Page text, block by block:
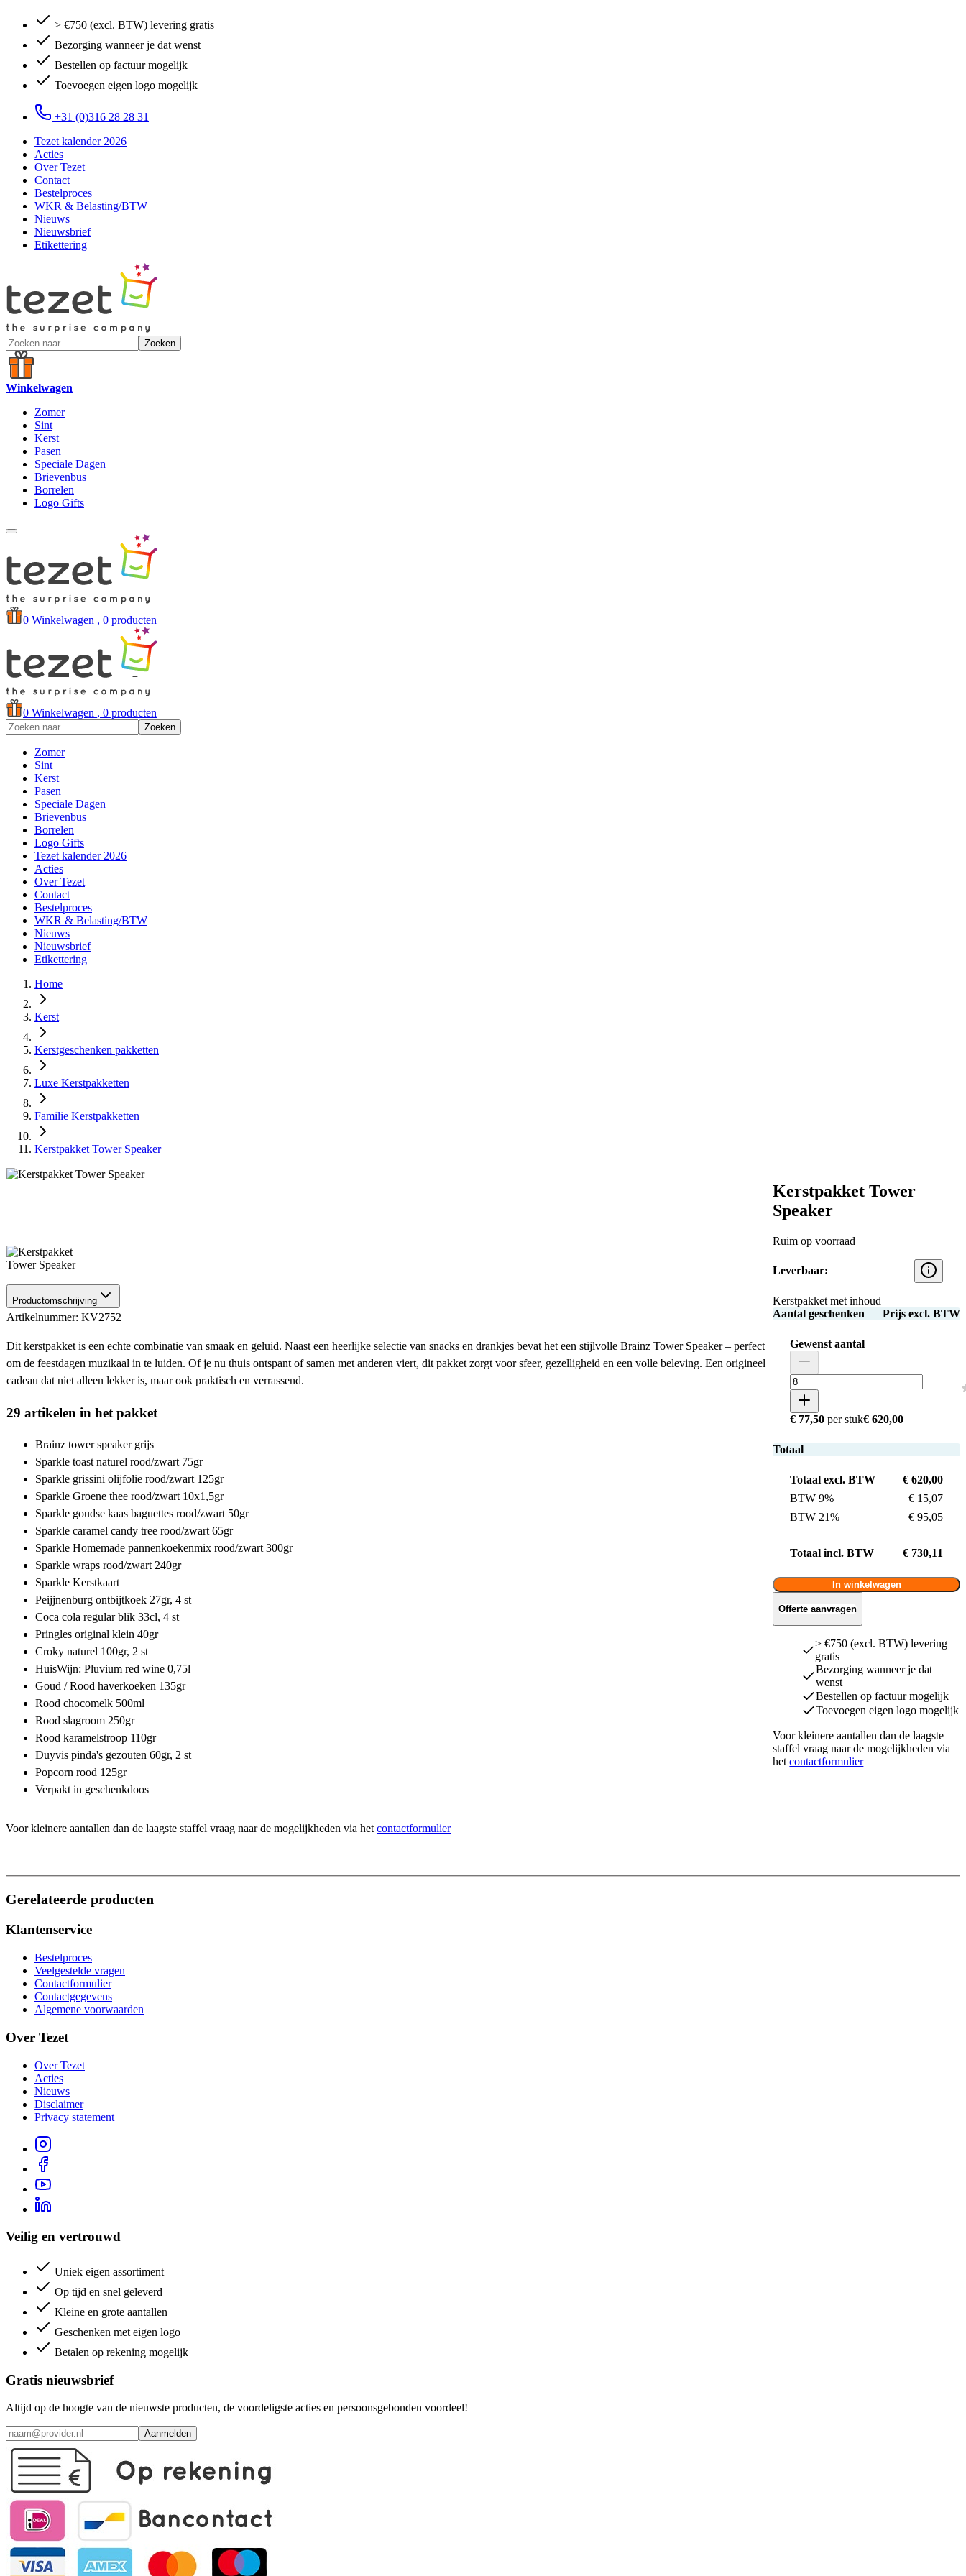
> €750 (excl. BTW) levering gratis
Bezorging wanneer je dat wenst
Bestellen op factuur mogelijk
Toevoegen eigen logo mogelijk
+31 (0)316 28 28 31
Tezet kalender 2026
Acties
Over Tezet
Contact
Bestelproces
WKR & Belasting/BTW
Nieuws
Nieuwsbrief
Etikettering
Zoeken
Winkelwagen
Zomer
Sint
Kerst
Pasen
Speciale Dagen
Brievenbus
Borrelen
Logo Gifts
0 Winkelwagen , 0 producten
0 Winkelwagen , 0 producten
Zoeken
Zomer
Sint
Kerst
Pasen
Speciale Dagen
Brievenbus
Borrelen
Logo Gifts
Tezet kalender 2026
Acties
Over Tezet
Contact
Bestelproces
WKR & Belasting/BTW
Nieuws
Nieuwsbrief
Etikettering
Home
Kerst
Kerstgeschenken pakketten
Luxe Kerstpakketten
Familie Kerstpakketten
Kerstpakket Tower Speaker
Kerstpakket Tower
Speaker
Ruim op voorraad
Leverbaar:
Kerstpakket met inhoud
Aantal geschenken
Prijs excl. BTW
Gewenst aantal
€ 77,50 per stuk€ 620,00
Totaal
Totaal excl. BTW
€ 620,00
BTW 9%
€ 15,07
BTW 21%
€ 95,05
Totaal incl. BTW € 730,11
In winkelwagen
Offerte aanvragen
> €750 (excl. BTW) levering
gratis
Bezorging wanneer je dat
wenst
Bestellen op factuur mogelijk
Toevoegen eigen logo mogelijk
Voor kleinere aantallen dan de laagste
staffel vraag naar de mogelijkheden via
hetcontactformulier
Productomschrijving
Artikelnummer: KV2752
Dit kerstpakket is een echte combinatie van smaak en geluid. Naast een heerlijke selectie van snacks en drankjes bevat het een stijlvolle Brainz Tower Speaker – perfect
om de feestdagen muzikaal in te luiden. Of je nu thuis ontspant of samen met anderen viert, dit pakket zorgt voor sfeer, gezelligheid en een volle beleving. Een origineel
cadeau dat niet alleen lekker is, maar ook praktisch en verrassend.
29 artikelen in het pakket
Brainz tower speaker grijs
Sparkle toast naturel rood/zwart 75gr
Sparkle grissini olijfolie rood/zwart 125gr
Sparkle Groene thee rood/zwart 10x1,5gr
Sparkle goudse kaas baguettes rood/zwart 50gr
Sparkle caramel candy tree rood/zwart 65gr
Sparkle Homemade pannenkoekenmix rood/zwart 300gr
Sparkle wraps rood/zwart 240gr
Sparkle Kerstkaart
Peijjnenburg ontbijtkoek 27gr, 4 st
Coca cola regular blik 33cl, 4 st
Pringles original klein 40gr
Croky naturel 100gr, 2 st
HuisWijn: Pluvium red wine 0,75l
Goud / Rood haverkoeken 135gr
Rood chocomelk 500ml
Rood slagroom 250gr
Rood karamelstroop 110gr
Duyvis pinda's gezouten 60gr, 2 st
Popcorn rood 125gr
Verpakt in geschenkdoos
Voor kleinere aantallen dan de laagste staffel vraag naar de mogelijkheden via hetcontactformulier
Gerelateerde producten
Klantenservice
Bestelproces
Veelgestelde vragen
Contactformulier
Contactgegevens
Algemene voorwaarden
Over Tezet
Over Tezet
Acties
Nieuws
Disclaimer
Privacy statement
Veilig en vertrouwd
Uniek eigen assortiment
Op tijd en snel geleverd
Kleine en grote aantallen
Geschenken met eigen logo
Betalen op rekening mogelijk
Gratis nieuwsbrief
Altijd op de hoogte van de nieuwste producten, de voordeligste acties en persoonsgebonden voordeel!
Aanmelden